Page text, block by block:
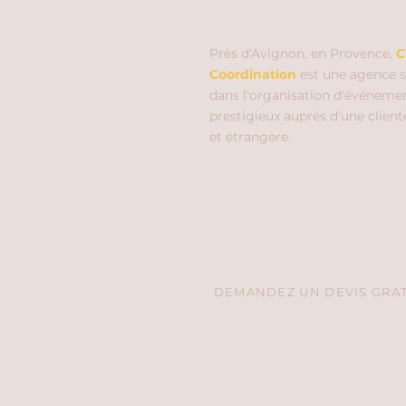
Près d'Avignon, en Provence,
Coordination est une agence
dans l'organisation
prestigieux auprès d'une
et étrangère.
DEMANDEZ UN DEVIS